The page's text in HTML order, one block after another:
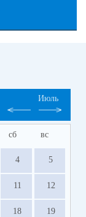
Июль
сб вс
4 5
11 12
18 19